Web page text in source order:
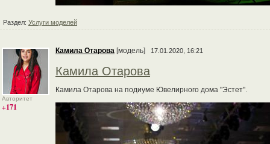
Раздел: Услуги моделей
Авторитет
+171
Камила Отарова [модель] 17.01.2020, 16:21
Камила Отарова
Камила Отарова на подиуме Ювелирного дома "Эстет".